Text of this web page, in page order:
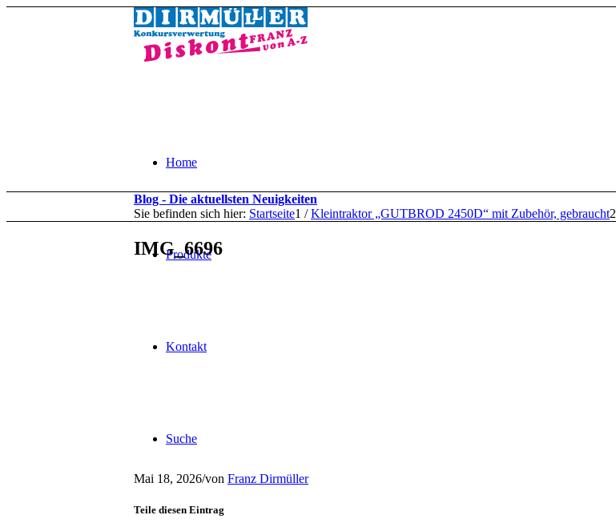
Home
Produkte
Kontakt
Suche
Blog - Die aktuellsten Neuigkeiten
Sie befinden sich hier: Startseite1 / Kleintraktor „GUTBROD 2450D“ mit Zubehör, gebraucht2
IMG_6696
Mai 18, 2026/von Franz Dirmüller
Teile diesen Eintrag